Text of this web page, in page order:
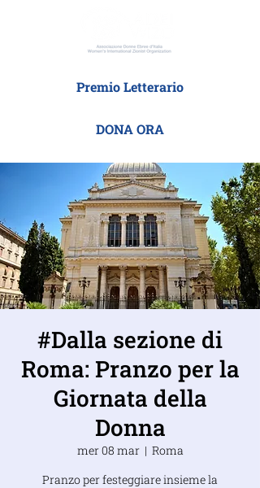
Premio Letterario
DONA ORA
#Dalla sezione di
Roma: Pranzo per la
Giornata della
Donna
mer 08 mar
  |
Roma
Pranzo per festeggiare insieme la